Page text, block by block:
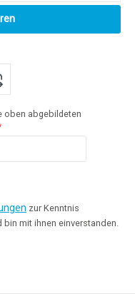
oben abgebildeten
zur Kenntnis
bin mit ihnen einverstanden.